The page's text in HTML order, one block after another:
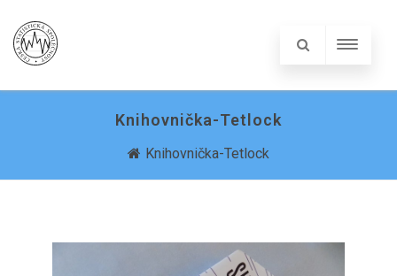
Knihovnička-Tetlock
Knihovnička-Tetlock